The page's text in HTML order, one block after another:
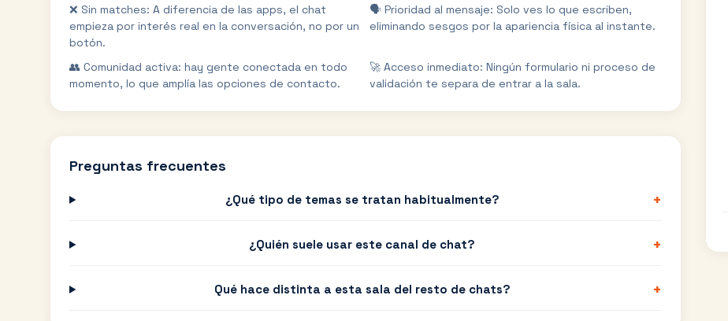
❌ Sin matches: A diferencia de las apps, el chat
empieza por interés real en la conversación, no por un
botón.
🗣️ Prioridad al mensaje: Solo ves lo que escriben,
eliminando sesgos por la apariencia física al instante.
👥 Comunidad activa: hay gente conectada en todo
momento, lo que amplía las opciones de contacto.
🚀 Acceso inmediato: Ningún formulario ni proceso de
validación te separa de entrar a la sala.
Preguntas frecuentes
¿Qué tipo de temas se tratan habitualmente? +
¿Quién suele usar este canal de chat? +
Qué hace distinta a esta sala del resto de chats? +